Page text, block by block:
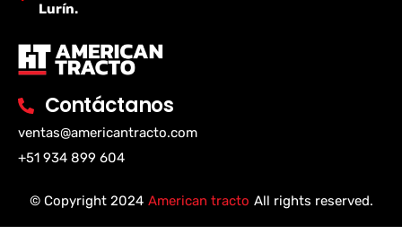
Lurín.
Contáctanos
ventas@americantracto.com
+51 934 899 604
© Copyright 2024 American tracto All rights reserved.